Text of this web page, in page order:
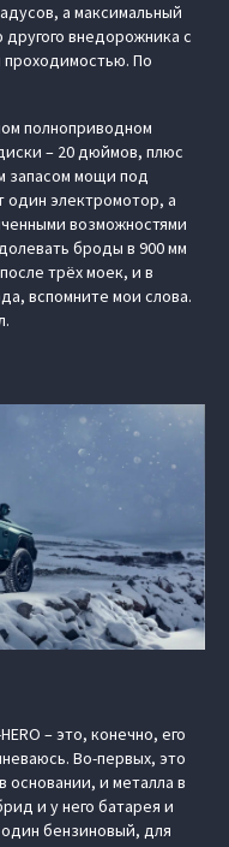
а максимальный
внедорожника с
проходимостью. По
полноприводном
– 20 дюймов, плюс
запасом мощи под
один электромотор, а
возможностями
броды в 900 мм
трёх моек, и в
вспомните мои слова.
– это, конечно, его
Во-первых, это
и металла в
и у него батарея и
бензиновый, для